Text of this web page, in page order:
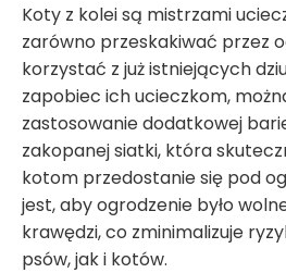
Koty z kolei są mistrzami
zarówno przeskakiwać przez
korzystać z już istniejących
zapobiec ich ucieczkom,
zastosowanie dodatkowej
zakopanej siatki, która
kotom przedostanie się pod
jest, aby ogrodzenie było
krawędzi, co zminimalizuje
psów, jak i kotów.